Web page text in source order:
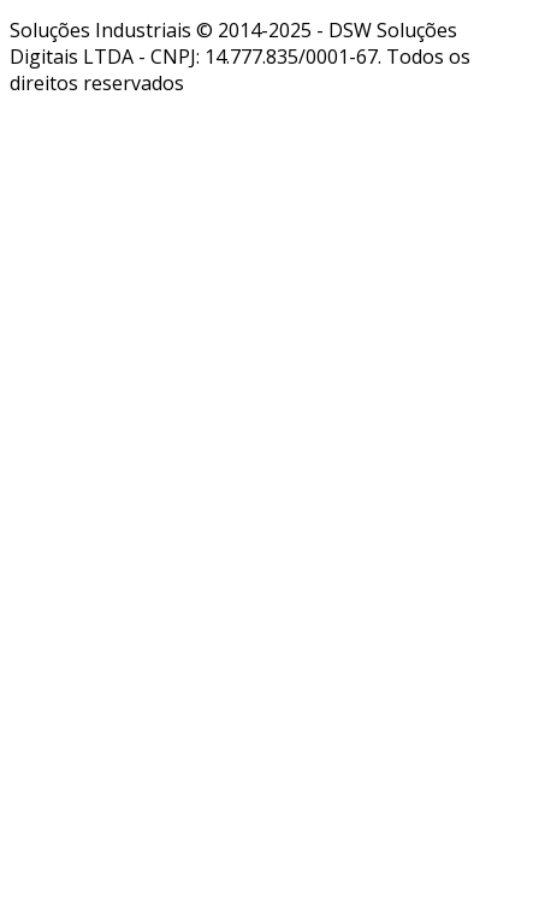
Soluções Industriais © 2014-2025 - DSW Soluções
Digitais LTDA - CNPJ: 14.777.835/0001-67. Todos os
direitos reservados